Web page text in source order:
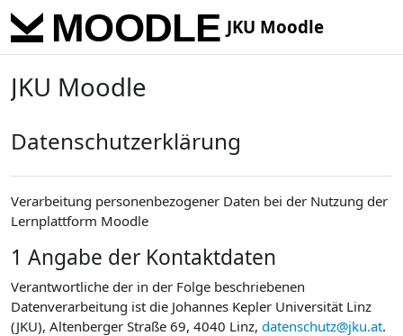
Skip to main content
JKU Moodle
JKU Moodle
Datenschutzerklärung
Verarbeitung personenbezogener Daten bei der Nutzung der
Lernplattform Moodle
1 Angabe der Kontaktdaten
Verantwortliche der in der Folge beschriebenen
Datenverarbeitung ist die Johannes Kepler Universität Linz
(JKU), Altenberger Straße 69, 4040 Linz, datenschutz@jku.at.